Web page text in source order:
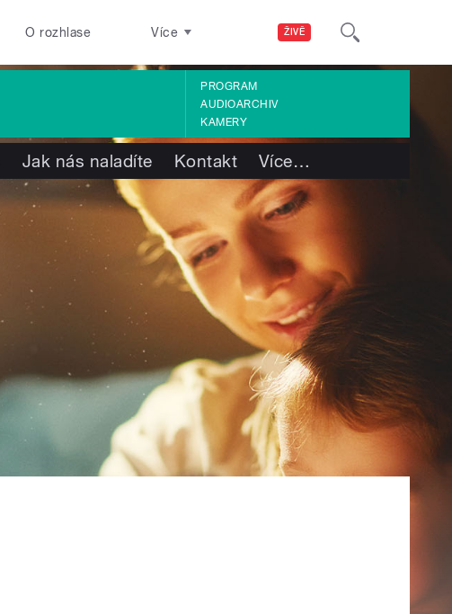
ŽIVĚ
O rozhlase Více
PROGRAM
AUDIOARCHIV
KAMERY
Jak nás naladíte Kontakt Více…